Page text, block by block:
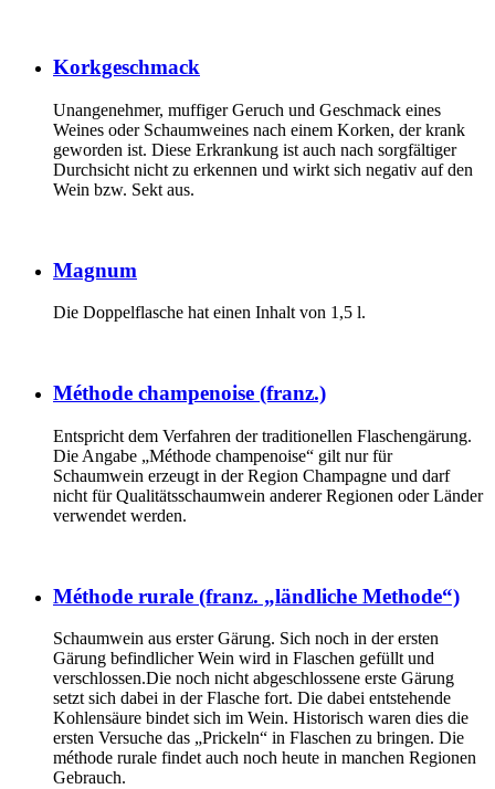
Korkgeschmack
Unangenehmer, muffiger Geruch und Geschmack eines
Weines oder Schaumweines nach einem Korken, der krank
geworden ist. Diese Erkrankung ist auch nach sorgfältiger
Durchsicht nicht zu erkennen und wirkt sich negativ auf den
Wein bzw. Sekt aus.
Magnum
Die Doppelflasche hat einen Inhalt von 1,5 l.
Méthode champenoise (franz.)
Entspricht dem Verfahren der traditionellen Flaschengärung.
Die Angabe „Méthode champenoise“ gilt nur für
Schaumwein erzeugt in der Region Champagne und darf
nicht für Qualitätsschaumwein anderer Regionen oder Länder
verwendet werden.
Méthode rurale (franz. „ländliche Methode“)
Schaumwein aus erster Gärung. Sich noch in der ersten
Gärung befindlicher Wein wird in Flaschen gefüllt und
verschlossen.Die noch nicht abgeschlossene erste Gärung
setzt sich dabei in der Flasche fort. Die dabei entstehende
Kohlensäure bindet sich im Wein. Historisch waren dies die
ersten Versuche das „Prickeln“ in Flaschen zu bringen. Die
méthode rurale findet auch noch heute in manchen Regionen
Gebrauch.